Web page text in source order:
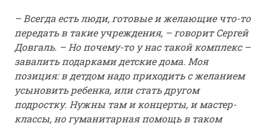
– Всегда есть люди, готовые и желающие что-то
передать в такие учреждения, – говорит Сергей
Довгаль. – Но почему-то у нас такой комплекс –
завалить подарками детские дома. Моя
позиция: в детдом надо приходить с желанием
усыновить ребенка, или стать другом
подростку. Нужны там и концерты, и мастер-
классы, но гуманитарная помощь в таком